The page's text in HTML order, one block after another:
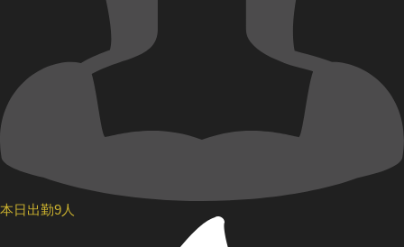
本日出勤9人